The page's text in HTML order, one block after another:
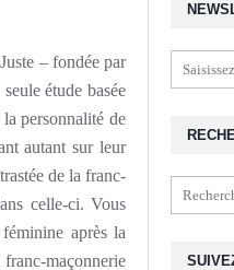
– fondée par
étude basée
personnalité de
autant sur leur
de la franc-
celle-ci. Vous
après la
maçonnerie